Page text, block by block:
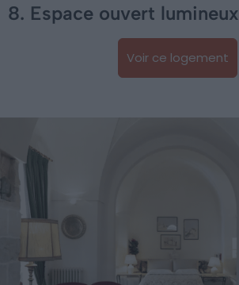
8. Espace ouvert lumineux
Voir ce logement